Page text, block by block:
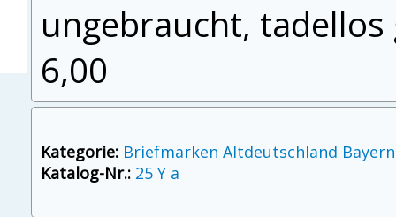
ungebraucht,
6,00
Kategorie: Briefmarken Altdeutschland Bayern
Katalog-Nr.: 25 Y a